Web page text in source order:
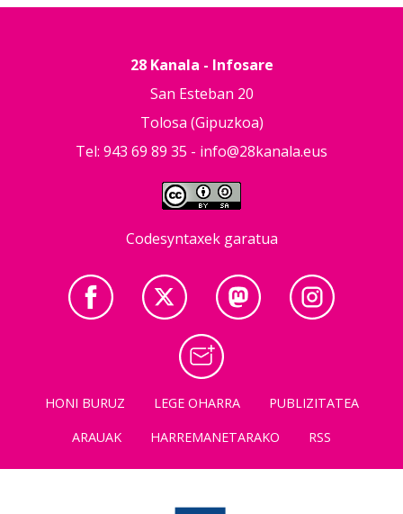
28 Kanala - Infosare
San Esteban 20
Tolosa (Gipuzkoa)
Tel: 943 69 89 35 - info@28kanala.eus
Codesyntaxek garatua
HONI BURUZ LEGE OHARRA
PUBLIZITATEA
ARAUAK
HARREMANETARAKO RSS